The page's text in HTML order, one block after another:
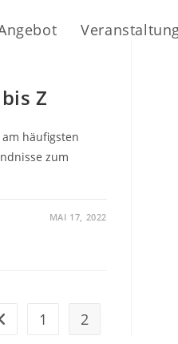
Z
häufigsten
zum
MAI 17, 2022
vorherigen Seite
1 2